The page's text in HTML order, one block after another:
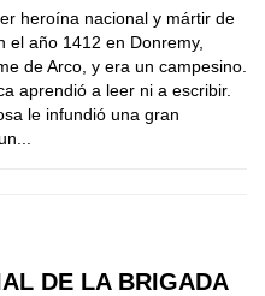
heroína nacional y mártir de
el año 1412 en Donremy,
de Arco, y era un campesino.
aprendió a leer ni a escribir.
le infundió una gran
DE LA BRIGADA